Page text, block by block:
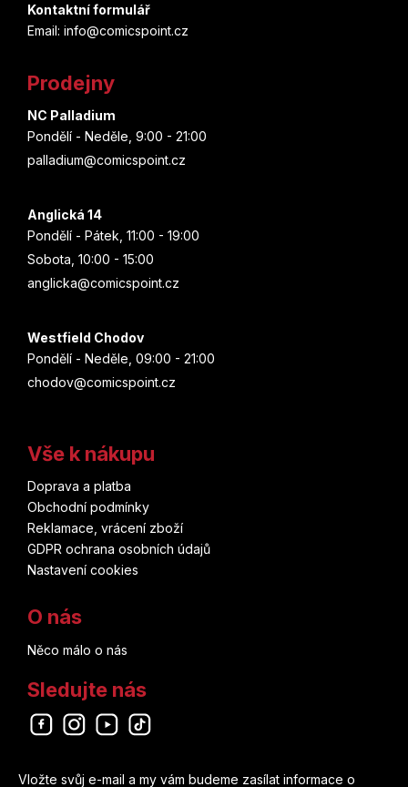
Kontaktní formulář
Email: info@comicspoint.cz
Prodejny
NC Palladium
Pondělí - Neděle, 9:00 - 21:00
palladium@comicspoint.cz
Anglická 14
Pondělí - Pátek, 11:00 - 19:00
Sobota, 10:00 - 15:00
anglicka@comicspoint.cz
Westfield Chodov
Pondělí - Neděle, 09:00 - 21:00
chodov@comicspoint.cz
Vše k nákupu
Doprava a platba
Obchodní podmínky
Reklamace, vrácení zboží
GDPR ochrana osobních údajů
Nastavení cookies
O nás
Něco málo o nás
Sledujte nás
Odebírat newsletter
Vložte svůj e-mail a my vám budeme zasílat informace o